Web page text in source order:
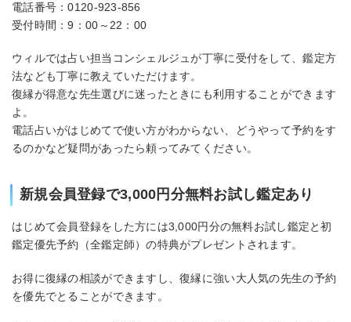
電話番号：0120-923-856
受付時間：9：00～22：00
ウィルでは占い担当コンシェルジュが丁寧に受付をして、鑑定方
法なども丁寧に教えていただけます。
復縁が得意な先生選びに迷ったときにも利用することができます
よ。
電話占いがはじめてで使い方がわからない、どうやって予約をす
るのかなど疑問があったら頼ってみてください。
新規会員登録で3,000円分無料お試し鑑定あり
はじめて会員登録をした方には3,000円分の無料お試し鑑定と初
鑑定優先予約（全鑑定師）の特典がプレゼントされます。
お得に復縁の相談ができますし、復縁に強い大人気の先生の予約
を優先でとることができます。